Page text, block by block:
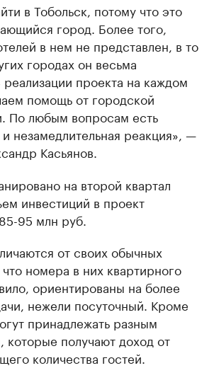
в Тобольск, потому что это
город. Более того,
в нем не представлен, в то
городах он весьма
проекта на каждом
помощь от городской
По любым вопросам есть
и незамедлительная реакция», —
Касьянов.
на второй квартал
инвестиций в проект
95 млн руб.
от своих обычных
номера в них квартирного
ориентированы на более
нежели посуточный. Кроме
принадлежать разным
которые получают доход от
количества гостей.